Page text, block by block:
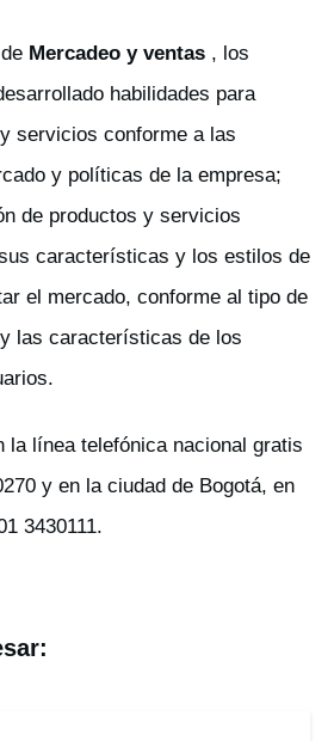
Mercadeo y ventas , los
habilidades para
servicios conforme a las
y políticas de la empresa;
de productos y servicios
características y los estilos de
el mercado, conforme al tipo de
las características de los
la línea telefónica nacional gratis
y en la ciudad de Bogotá, en
3430111.